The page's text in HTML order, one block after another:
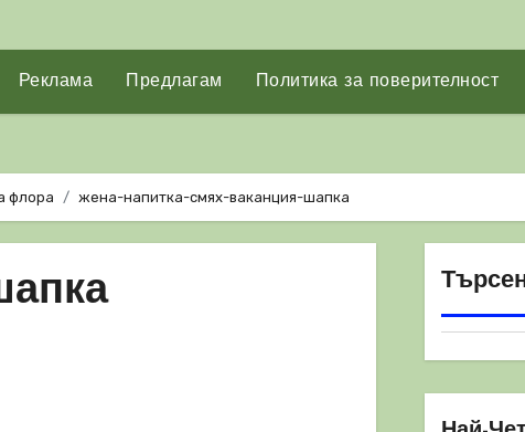
Реклама Предлагам Политика за поверителност
флора жена-напитка-смях-ваканция-шапка